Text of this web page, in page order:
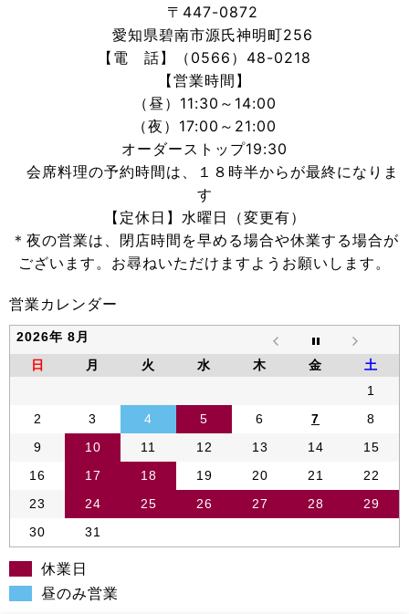
〒447-0872
愛知県碧南市源氏神明町256
【電 話】（0566）48-0218
【営業時間】
（昼）11:30～14:00
（夜）17:00～21:00
オーダーストップ19:30
会席料理の予約時間は、１８時半からが最終になりま
す
【定休日】水曜日（変更有）
＊夜の営業は、閉店時間を早める場合や休業する場合が
ございます。お尋ねいただけますようお願いします。
営業カレンダー
2026年 8月
日
月 火 水 木 金
土
1
2
3 4 5 6 7
8
9
10 11 12 13 14
15
16
17 18 19 20 21
22
23
24 25 26 27 28
29
30
31
休業日
昼のみ営業